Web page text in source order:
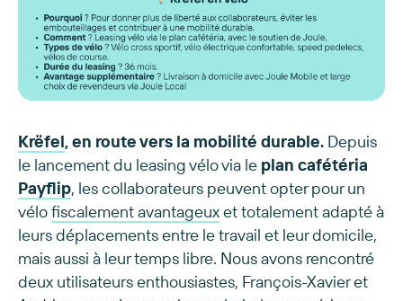
Krëfel, en route vers la mobilité durable. Depuis
le lancement du leasing vélo via le plan cafétéria
Payflip, les collaborateurs peuvent opter pour un
vélofiscalement avantageuxet totalement adapté à
leurs déplacements entre le travail et leur domicile,
mais aussi à leur temps libre. Nous avons rencontré
deux utilisateurs enthousiastes, François-Xavier et